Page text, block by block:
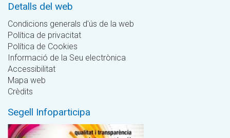
Detalls del web
Condicions generals d'ús de la web
Política de privacitat
Política de Cookies
Informació de la Seu electrònica
Accessibilitat
Mapa web
Crèdits
Segell Infoparticipa